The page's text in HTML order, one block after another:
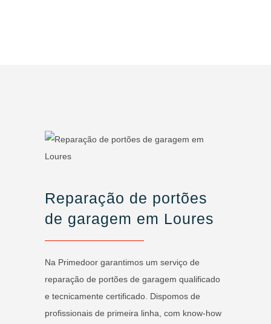
Reparação de portões
de garagem em Loures
Na Primedoor garantimos um serviço de
reparação de portões de garagem qualificado
e tecnicamente certificado. Dispomos de
profissionais de primeira linha, com know-how